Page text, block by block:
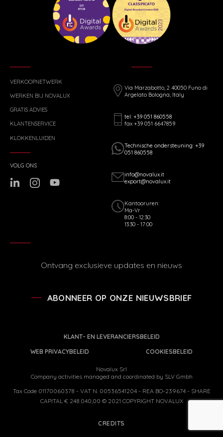
VERKOOPNETWERK
WERKEN BIJ NOVALUX
GRATIS ADVIES
KLANTENSERVICE
KLOKKENLUIDEN
Via Marzabotto, 2 40050 Funo di
Argelato Bologna, Italy
tel: +39 051 860558
fax +39 051 6647859
Technische ondersteuning: +39
051 860558
info@novalux.it
export@novalux.it
Kantooruren:
Ma-Vr
8:00 - 12:30
13:30 - 17:00
VOLG ONS
Ontvang exclusieve updates en nieuws
ABONNEER OP ONZE NIEUWSBRIEF
KLANT- EN LEVERANCIERSBELEID
WEB PRIVACYBELEID
COOKIESBELEID
Novalux Srl
Company activities managed and coordinated by SLV Gmbh
Tax Code 01170060378 - VAT N. 00536541204 - REA BO-239674 - SHARE
CAPITAL € 248.040,00 © 2021 COPYRIGHT NOVALUX
CREDITS